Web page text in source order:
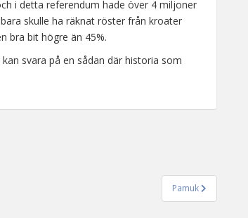
i detta referendum hade över 4 miljoner
skulle ha räknat röster från kroater
bra bit högre än 45%.
svara på en sådan där historia som
Pamuk